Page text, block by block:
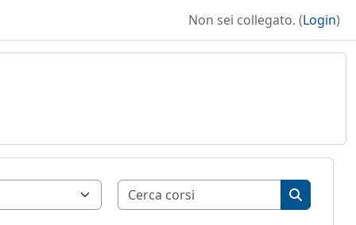
Non sei collegato. (Login)
Cerca corsi
Cerca